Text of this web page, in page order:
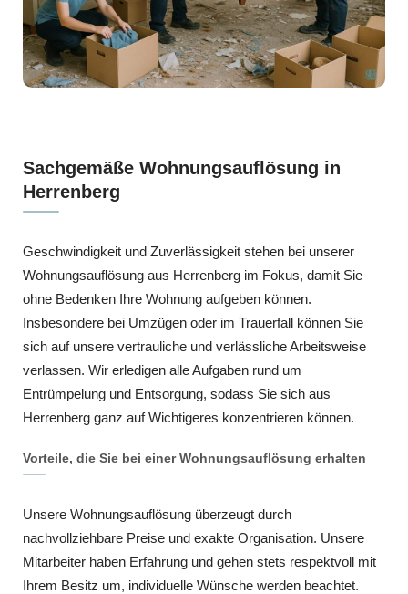
Sachgemäße Wohnungsauflösung in
Herrenberg
Geschwindigkeit und Zuverlässigkeit stehen bei unserer
Wohnungsauflösung aus Herrenberg im Fokus, damit Sie
ohne Bedenken Ihre Wohnung aufgeben können.
Insbesondere bei Umzügen oder im Trauerfall können Sie
sich auf unsere vertrauliche und verlässliche Arbeitsweise
verlassen. Wir erledigen alle Aufgaben rund um
Entrümpelung und Entsorgung, sodass Sie sich aus
Herrenberg ganz auf Wichtigeres konzentrieren können.
Vorteile, die Sie bei einer Wohnungsauflösung erhalten
Unsere Wohnungsauflösung überzeugt durch
nachvollziehbare Preise und exakte Organisation. Unsere
Mitarbeiter haben Erfahrung und gehen stets respektvoll mit
Ihrem Besitz um, individuelle Wünsche werden beachtet.